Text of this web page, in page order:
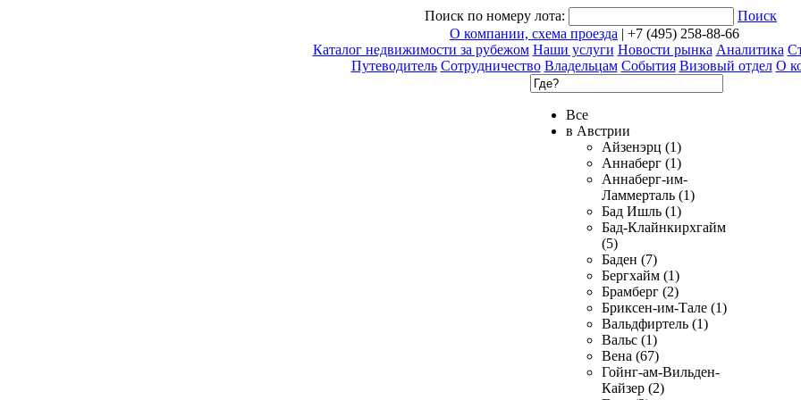
Поиск по номеру лота:
Поиск
О компании, схема проезда | +7 (495) 258-88-66
Каталог недвижимости за рубежом Наши услуги Новости рынка Аналитика
Путеводитель Сотрудничество Владельцам События Визовый отдел О
Все
в Австрии
Айзенэрц (1)
Аннаберг (1)
Аннаберг-им-
Ламмерталь (1)
Бад Ишль (1)
Бад-Клайнкирхгайм
(5)
Баден (7)
Бергхайм (1)
Брамберг (2)
Бриксен-им-Тале (1)
Вальдфиртель (1)
Вальс (1)
Вена (67)
Гойнг-ам-Вильден-
Кайзер (2)